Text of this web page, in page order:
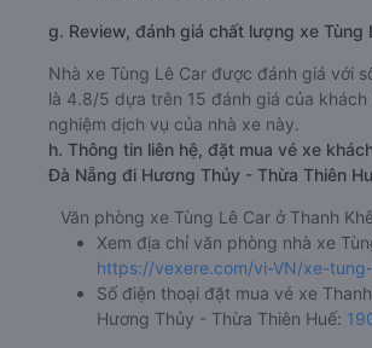
g. Review, đánh giá chất lượng xe Tùng
Nhà xe Tùng Lê Car được đánh giá với
là 4.8/5 dựa trên 15 đánh giá của
nghiệm dịch vụ của nhà xe này.
h. Thông tin liên hệ, đặt mua vé xe
Đà Nẵng đi Hương Thủy - Thừa Thiên
Văn phòng xe Tùng Lê Car ở Thanh
Xem địa chỉ văn phòng nhà xe
https://vexere.com/vi-VN/xe-
Số điện thoại đặt mua vé xe
Hương Thủy - Thừa Thiên Huế: